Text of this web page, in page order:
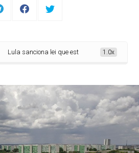
Lula sanciona lei que estrutura carreira e
1.0x